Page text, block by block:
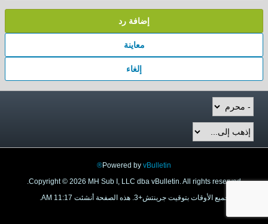
إضافة رد
معاينة
إلغاء
Powered by vBulletin®
Copyright © 2026 MH Sub I, LLC dba vBulletin. All rights reserved.
جميع الأوقات بتوقيت جرينتش+3. هذه الصفحة أنشئت 11:17 AM.